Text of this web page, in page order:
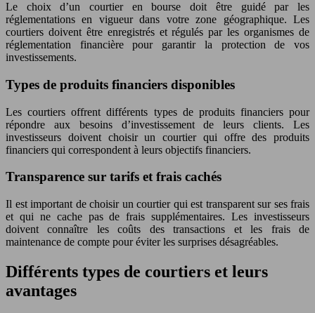
Le choix d’un courtier en bourse doit être guidé par les
réglementations en vigueur dans votre zone géographique. Les
courtiers doivent être enregistrés et régulés par les organismes de
réglementation financière pour garantir la protection de vos
investissements.
Types de produits financiers disponibles
Les courtiers offrent différents types de produits financiers pour
répondre aux besoins d’investissement de leurs clients. Les
investisseurs doivent choisir un courtier qui offre des produits
financiers qui correspondent à leurs objectifs financiers.
Transparence sur tarifs et frais cachés
Il est important de choisir un courtier qui est transparent sur ses frais
et qui ne cache pas de frais supplémentaires. Les investisseurs
doivent connaître les coûts des transactions et les frais de
maintenance de compte pour éviter les surprises désagréables.
Différents types de courtiers et leurs
avantages